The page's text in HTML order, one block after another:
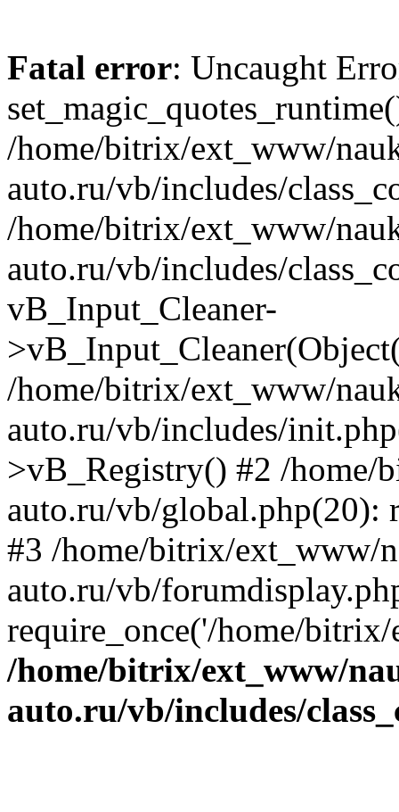
Fatal error: Uncaught
/home/bitrix/ext_www/
auto.ru/vb/includes/
/home/bitrix/ext_www/
auto.ru/vb/includes/
vB_Input_Cleaner-
/home/bitrix/ext_www/
auto.ru/vb/includes/
>vB_Registry() #2 /home/
auto.ru/vb/global.php(20):
#3 /home/bitrix/ext_www/
auto.ru/vb/
require_once('/home/
/home/bitrix/ext_www/
auto.ru/vb/includes/